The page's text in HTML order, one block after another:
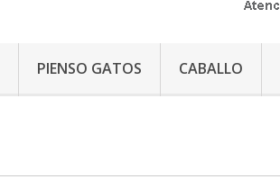
PIENSO GATOS CABALLO